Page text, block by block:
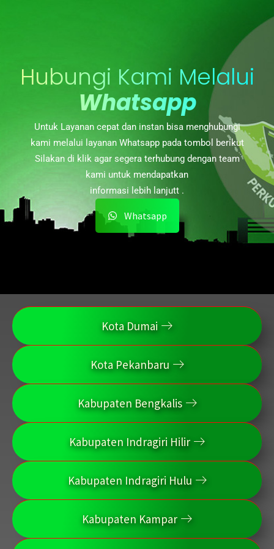
Hubungi Kami Melalui
Whatsapp
Untuk Layanan cepat dan instan bisa menghubungi
kami melalui layanan Whatsapp pada tombol berikut
Silakan di klik agar segera terhubung dengan team
kami untuk mendapatkan
informasi lebih lanjutt .
Whatsapp
Kota Dumai
Kota Pekanbaru
Kabupaten Bengkalis
Kabupaten Indragiri Hilir
Kabupaten Indragiri Hulu
Kabupaten Kampar